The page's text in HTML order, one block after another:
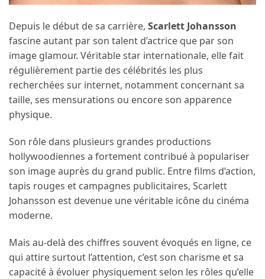
Depuis le début de sa carrière, Scarlett Johansson
fascine autant par son talent d’actrice que par son
image glamour. Véritable star internationale, elle fait
régulièrement partie des célébrités les plus
recherchées sur internet, notamment concernant sa
taille, ses mensurations ou encore son apparence
physique.
Son rôle dans plusieurs grandes productions
hollywoodiennes a fortement contribué à populariser
son image auprès du grand public. Entre films d’action,
tapis rouges et campagnes publicitaires, Scarlett
Johansson est devenue une véritable icône du cinéma
moderne.
Mais au-delà des chiffres souvent évoqués en ligne, ce
qui attire surtout l’attention, c’est son charisme et sa
capacité à évoluer physiquement selon les rôles qu’elle